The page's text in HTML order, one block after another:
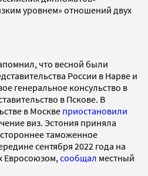
уровнем» отношений двух
что весной были
России в Нарве и
генеральное консульство в
в Пскове. В
в Москве приостановили
виз. Эстония приняла
таможенное
сентября 2022 года на
Евросоюзом, сообщал местный